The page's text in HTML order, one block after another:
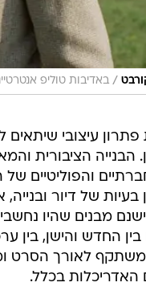
/ באדיבות טוליפ
פתרון עיצובי
הבנייה הציבורית
והפוליטיים
בעיות של דיור
מבנים שהיו
החדש והישן, בין
משתקף לאורך הסרט
בכלל.